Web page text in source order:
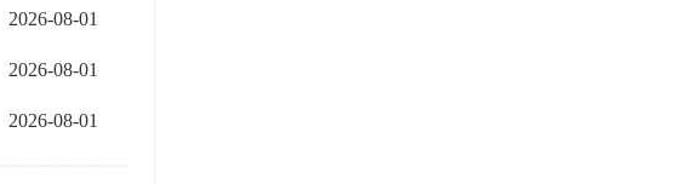
2026-08-01
2026-08-01
2026-08-01